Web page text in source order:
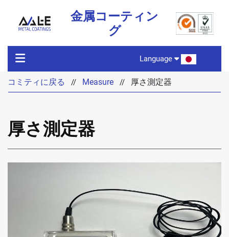
金属コーティン
グ
Language
製品の特徴
製品
コミティに戻る // Measure // 厚さ測定器
厚さ測定器